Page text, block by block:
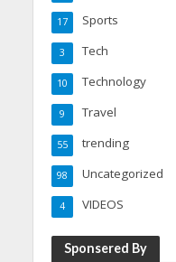
Sports
17
Tech
3
Technology
10
Travel
9
trending
55
Uncategorized
98
VIDEOS
4
Sponsered By